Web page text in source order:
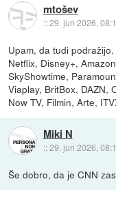
mtošev
::29. jun 2026,
Upam, da tudi
Netflix, Disney+,
SkyShowtime,
Viaplay, BritBox, DAZN,
Now TV, Filmin, Arte,
Miki N
::29. jun 2026,
Še dobro, da je CNN